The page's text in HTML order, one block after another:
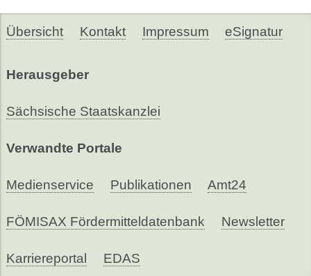
Übersicht Kontakt Impressum eSignatur
Herausgeber
Sächsische Staatskanzlei
Verwandte Portale
Medienservice Publikationen Amt24
FÖMISAX Fördermitteldatenbank Newsletter
Karriereportal EDAS